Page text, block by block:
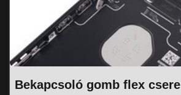
Bekapcsoló gomb flex csere